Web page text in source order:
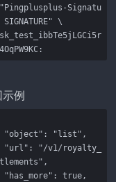
Signatu
\
例